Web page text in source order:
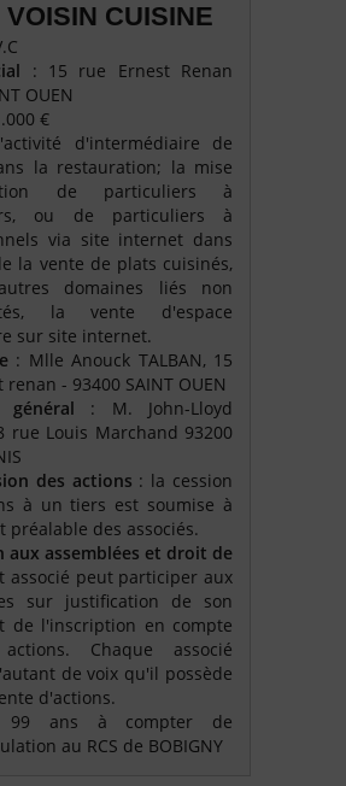
VOISIN CUISINE
: 15 rue Ernest Renan
OUEN
€
d'intermédiaire de
la restauration; la mise
de particuliers à
ou de particuliers à
via site internet dans
la vente de plats cuisinés,
domaines liés non
la vente d'espace
sur site internet.
: Mlle Anouck TALBAN, 15
- 93400 SAINT OUEN
général : M. John-Lloyd
rue Louis Marchand 93200
des actions : la cession
à un tiers est soumise à
préalable des associés.
aux assemblées et droit de
associé peut participer aux
sur justification de son
de l'inscription en compte
Chaque associé
de voix qu'il possède
d'actions.
ans à compter de
au RCS de BOBIGNY